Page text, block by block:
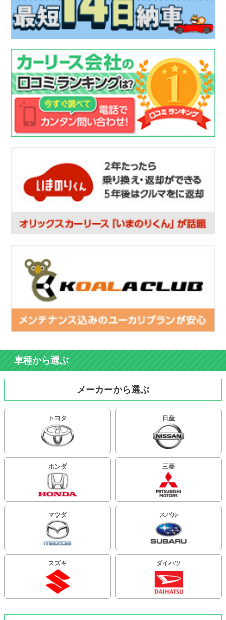
車種から選ぶ
メーカーから選ぶ
トヨタ 日産
ホンダ 三菱
マツダ スバル
スズキ ダイハツ